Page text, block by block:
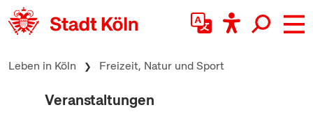
zum Inhalt springen
Leben in Köln Freizeit, Natur und Sport
Veranstaltungen